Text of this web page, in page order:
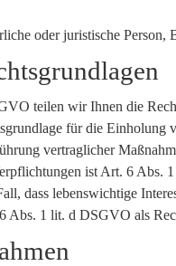
oder juristische
teilen wir Ihnen die
für die
vertraglicher
ist Art. 6 Abs.
dass lebenswichtige
Abs. 1 lit. d DSGVO als